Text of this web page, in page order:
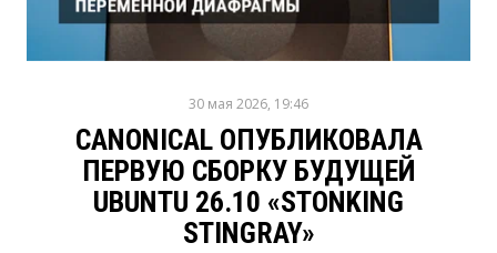
30 мая 2026, 19:46
CANONICAL ОПУБЛИКОВАЛА
ПЕРВУЮ СБОРКУ БУДУЩЕЙ
UBUNTU 26.10 «STONKING
STINGRAY»